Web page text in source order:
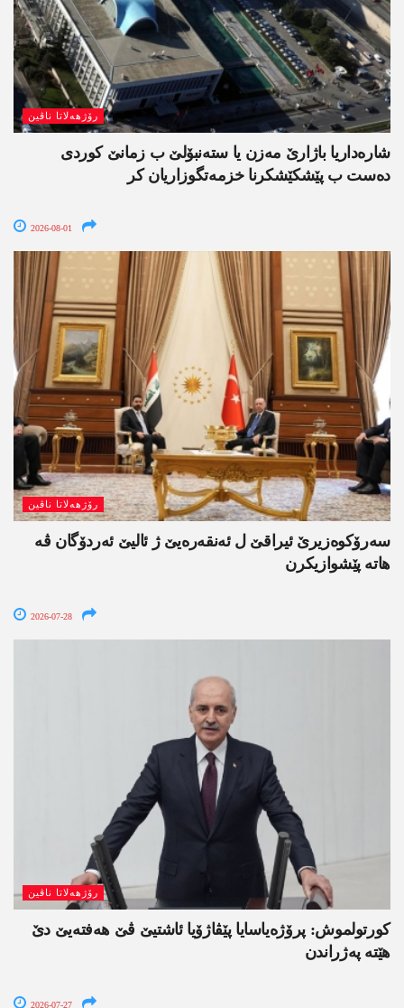
رۆژھەلاتا ناڤین
شارەداریا باژارێ مەزن یا ستەنبۆلێ ب زمانێ کوردی
دەست ب پێشکێشکرنا خزمەتگوزاریان کر
2026-08-01
رۆژھەلاتا ناڤین
سەرۆکوەزیرێ ئیراقێ ل ئەنقەرەیێ ژ ئالیێ ئەردۆگان ڤە
ھاتە پێشوازیکرن
2026-07-28
رۆژھەلاتا ناڤین
کورتولموش: پرۆژەیاسایا پێڤاژۆیا ئاشتیێ ڤێ ھەفتەیێ دێ
هێتە پەژراندن
2026-07-27